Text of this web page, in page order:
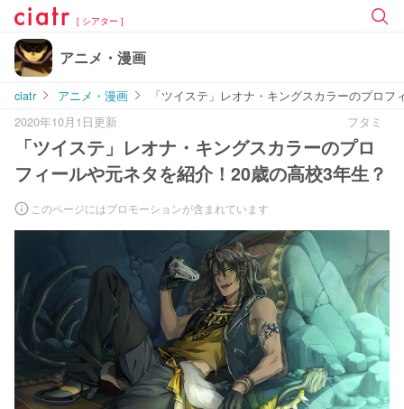
[ シアター ]
アニメ・漫画
ciatr アニメ・漫画
「ツイステ」レオナ・キングスカラーのプロ
2020年10月1日更新
フタミ
「ツイステ」レオナ・キングスカラーのプロ
フィールや元ネタを紹介！20歳の高校3年生？
このページにはプロモーションが含まれています